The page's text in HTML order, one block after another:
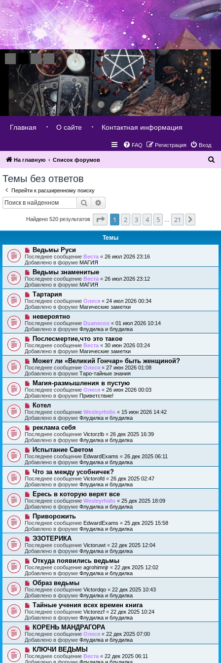
Главная О сайте Контактная информация
Вход
Регистрация
FAQ
На главную Список форумов
Темы без ответов
Перейти к расширенному поиску
Поиск
Найдено 520 результатов Страница1 из
1 2 3 4 5 21
Темы
Н
о
в
о
с
о
о
щ
е
н
и
е
Ведьмы Руси
Последнее сообщение Веста « 26 июл 2026 23:16
Добавлено в форуме МАГИЯ
Н
о
в
о
е
с
о
о
б
щ
е
н
и
е
Ведьмы знаменитые
Последнее сообщение Веста « 26 июл 2026 23:12
Добавлено в форуме МАГИЯ
Н
о
в
о
е
с
о
о
б
щ
е
н
и
е
Тартария
Последнее сообщение Олеся « 24 июл 2026 00:34
Добавлено в форуме Магические заметки
Н
о
в
о
с
о
о
б
щ
е
н
и
е
невероятно
Последнее сообщение Duanecox « 01 июл 2026 10:14
Добавлено в форуме Флудилка и блудилка
Н
о
в
о
с
о
о
б
щ
е
н
и
е
Послесмертие,что это такое
Последнее сообщение Веста « 30 июн 2026 03:24
Добавлено в форуме Магические заметки
Н
о
в
о
с
о
о
б
щ
е
и
е
Может ли «Великий Гончар» быть женщиной?
Последнее сообщение Олеся « 27 июн 2026 01:08
Добавлено в форуме Таро-тайные знания
Н
о
в
о
с
о
о
щ
е
н
и
е
Магия-размышления в пустую
Последнее сообщение Олеся « 26 июн 2026 00:03
Добавлено в форуме Приветствие!
Н
о
в
о
е
с
о
о
б
щ
е
н
е
Котел
Последнее сообщение Wesleyrhido « 15 июн 2026 14:42
Добавлено в форуме Флудилка и блудилка
Н
о
в
о
с
о
о
б
щ
е
н
и
е
реклама себя
Последнее сообщение Victorzlb « 26 дек 2025 16:39
Добавлено в форуме Флудилка и блудилка
Н
о
в
о
е
с
о
о
б
щ
е
н
и
е
Испытание Светом
Последнее сообщение EdwardExams « 26 дек 2025 06:11
Добавлено в форуме Флудилка и блудилка
Н
о
в
о
с
о
о
б
щ
е
н
и
е
Что за между усобничек?
Последнее сообщение Victorofd « 26 дек 2025 02:47
Добавлено в форуме Флудилка и блудилка
Н
о
в
о
с
о
о
б
щ
е
н
и
е
Ересь в которую верят все
Последнее сообщение Wesleyrhido « 25 дек 2025 18:09
Добавлено в форуме Флудилка и блудилка
Н
о
в
о
е
с
о
о
б
щ
е
н
и
е
Приворожить
Последнее сообщение EdwardExams « 25 дек 2025 15:58
Добавлено в форуме Флудилка и блудилка
Н
о
в
о
е
с
о
о
б
щ
е
н
е
ЭЗОТЕРИКА
Последнее сообщение Victoruwt « 22 дек 2025 12:04
Добавлено в форуме Флудилка и блудилка
Н
о
в
о
е
с
о
о
щ
е
н
и
е
Откуда появились ведьмы
Последнее сообщение agrohimnjr « 22 дек 2025 12:02
Добавлено в форуме Флудилка и блудилка
Н
о
в
о
е
с
о
о
б
щ
е
н
и
е
Образ ведьмы
Последнее сообщение Victordqo « 22 дек 2025 10:43
Добавлено в форуме Флудилка и блудилка
Н
о
в
о
с
о
о
б
щ
Тайные учения всех времен книга
Последнее сообщение Victorezf « 22 дек 2025 10:24
Добавлено в форуме Флудилка и блудилка
Н
о
в
о
с
о
КОРЕНЬ МАНДРАГОРА
Последнее сообщение Олеся « 22 дек 2025 07:00
Добавлено в форуме Флудилка и блудилка
Н
о
в
КЛЮЧИ ВЕДЬМЫ
Последнее сообщение Веста « 22 дек 2025 06:11
Добавлено в форуме Флудилка и блудилка